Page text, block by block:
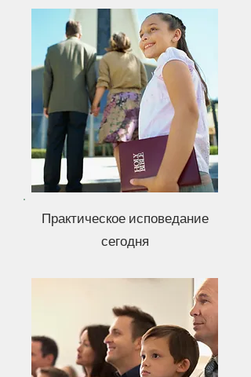
Практическое исповедание
сегодня